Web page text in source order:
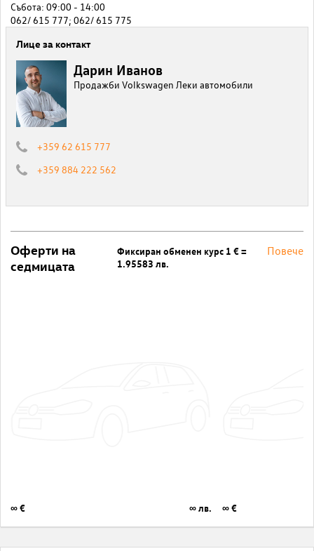
Събота: 09:00 - 14:00
062/ 615 777; 062/ 615 775
Лице за контакт
Дарин Иванов
Продажби Volkswagen Леки автомобили
+359 62 615 777
+359 884 222 562
Оферти на
седмицата
Фиксиран обменен курс 1 € =
1.95583 лв.
Повече
∞ € ∞ лв. ∞ €